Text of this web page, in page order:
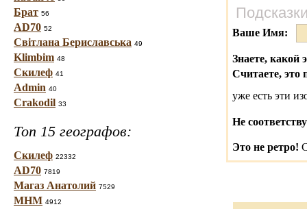
Брат 56
AD70 52
Світлана Бериславська 49
Klimbim 48
Скилеф 41
Admin 40
Crakodil 33
Топ 15 географов:
Скилеф 22332
AD70 7819
Магаз Анатолий 7529
МНМ 4912
Ваше Имя:
Знаете, какой
Считаете, это
уже есть эти
Не
Это не ретро!